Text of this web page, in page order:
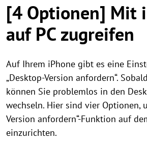
[4 Optionen] Mit
auf PC zugreifen
Auf Ihrem iPhone gibt es eine
„Desktop-Version anfordern“.
können Sie problemlos in den
wechseln. Hier sind vier Optionen,
Version anfordern“-Funktion auf
einzurichten.